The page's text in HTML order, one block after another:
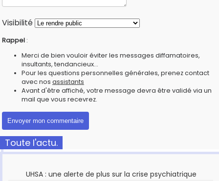
Visibilité
Rappel :
Merci de bien vouloir éviter les messages diffamatoires,
insultants, tendancieux...
Pour les questions personnelles générales, prenez contact
avec nos assistants
Avant d'être affiché, votre message devra être validé via un
mail que vous recevrez.
Toute l'actu.
UHSA : une alerte de plus sur la crise psychiatrique